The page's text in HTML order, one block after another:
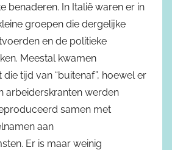
benaderen. In Italië waren er in
groepen die dergelijke
en de politieke
Meestal kwamen
die tijd van “buitenaf”, hoewel er
arbeiderskranten werden
samen met
aan
Er is maar weinig